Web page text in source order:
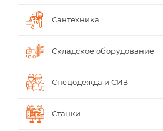
Сантехника
Складское оборудование
Спецодежда и СИЗ
Станки